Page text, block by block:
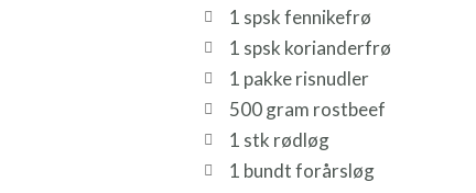
1 spsk fennikefrø
1 spsk korianderfrø
1 pakke risnudler
500 gram rostbeef
1 stk rødløg
1 bundt forårsløg